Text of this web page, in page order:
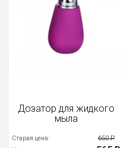
Дозатор для жидкого
мыла
Старая цена: 650 Р